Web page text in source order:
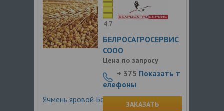
Ячмень яровой Бенте
4.7
БЕЛРОСАГРОСЕРВИС
СООО
Цена по запросу
+ 375 Показать т
елефоны
ЗАКАЗАТЬ